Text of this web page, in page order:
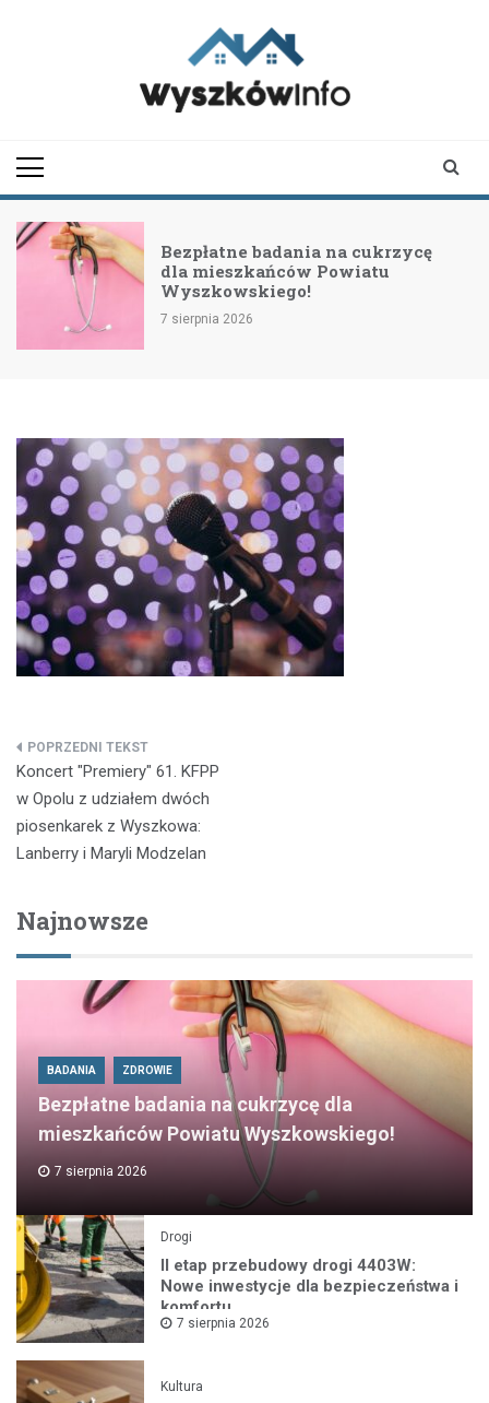
Bezpłatne badania na cukrzycę
dla mieszkańców Powiatu
Wyszkowskiego!
7 sierpnia 2026
Nawigacja
wpisu
Koncert "Premiery" 61. KFPP
w Opolu z udziałem dwóch
piosenkarek z Wyszkowa:
Lanberry i Maryli Modzelan
Najnowsze
BADANIA ZDROWIE
Bezpłatne badania na cukrzycę dla
mieszkańców Powiatu Wyszkowskiego!
7 sierpnia 2026
Drogi
II etap przebudowy drogi 4403W:
Nowe inwestycje dla bezpieczeństwa i
komfortu
7 sierpnia 2026
Kultura